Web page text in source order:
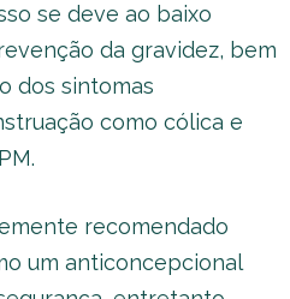
se deve ao baixo
da gravidez, bem
dos sintomas
como cólica e
recomendado
um anticoncepcional